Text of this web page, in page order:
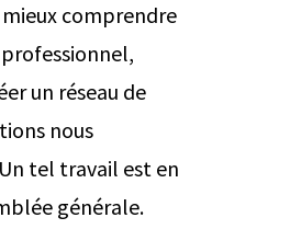
mieux comprendre
un réseau de
nous
tel travail est en
générale.